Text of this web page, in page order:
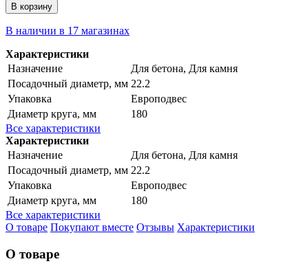
В корзину
В наличии в 17 магазинах
Характеристики
Назначение
Для бетона, Для камня
Посадочный диаметр, мм 22.2
Упаковка
Европодвес
Диаметр круга, мм
180
Все характеристики
Характеристики
Назначение
Для бетона, Для камня
Посадочный диаметр, мм 22.2
Упаковка
Европодвес
Диаметр круга, мм
180
Все характеристики
О товаре Покупают вместе Отзывы Характеристики
О товаре